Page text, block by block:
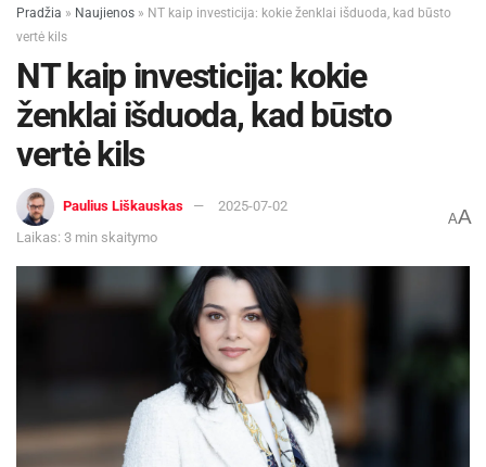
Žymos:
Pradžia » Naujienos » NT kaip investicija: kokie ženklai išduoda, kad būsto
vertė kils
NT kaip investicija: kokie
ženklai išduoda, kad būsto
vertė kils
Paulius Liškauskas
2025-07-02
Laikas: 3 min skaitymo
AA